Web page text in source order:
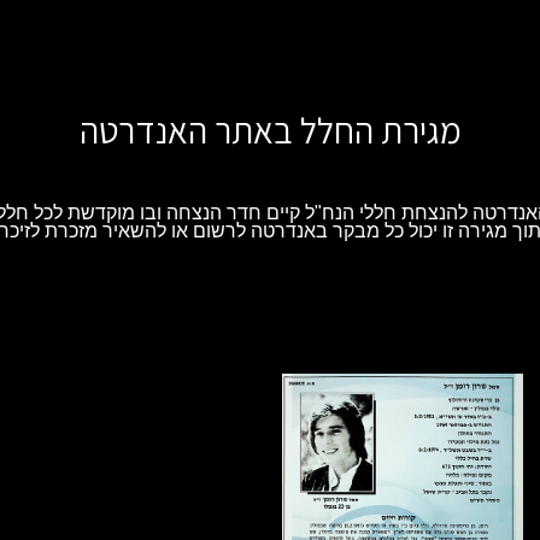
מגירת החלל באתר האנדרטה
להנצחת חללי הנח"ל קיים חדר הנצחה ובו מוקדשת לכל
מגירה זו יכול כל מבקר באנדרטה לרשום או להשאיר מזכרת